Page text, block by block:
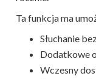
Ta funkcja ma
Słuchanie
Dodatkowe
Wczesny